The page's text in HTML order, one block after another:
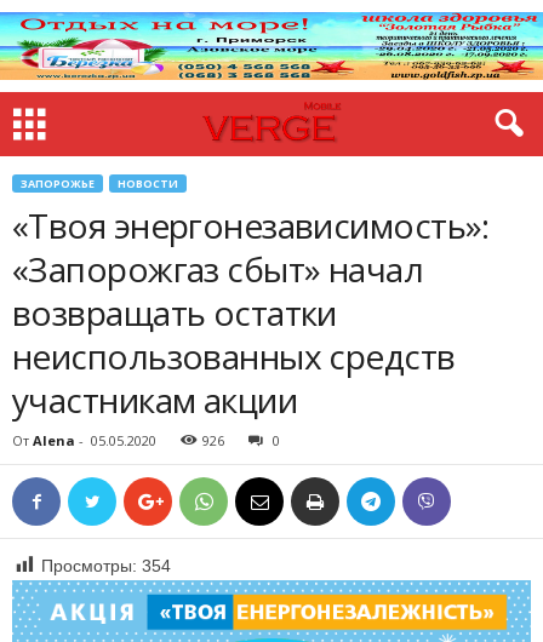
ЗАПОРОЖЬЕ НОВОСТИ
«Твоя энергонезависимость»:
«Запорожгаз сбыт» начал
возвращать остатки
неиспользованных средств
участникам акции
От Alena - 05.05.2020 926 0
Просмотры: 354